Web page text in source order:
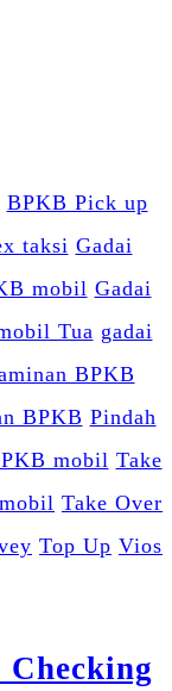
BPKB Pick up
taksi Gadai
mobil Gadai
Tua gadai
BPKB
BPKB Pindah
mobil Take
Take Over
Top Up Vios